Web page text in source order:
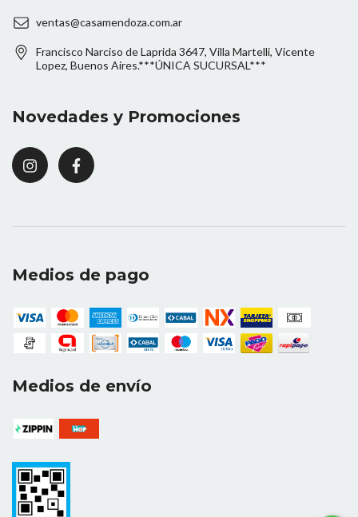
ventas@casamendoza.com.ar
Francisco Narciso de Laprida 3647, Villa Martelli, Vicente
Lopez, Buenos Aires.***ÚNICA SUCURSAL***
Novedades y Promociones
Medios de pago
Medios de envío